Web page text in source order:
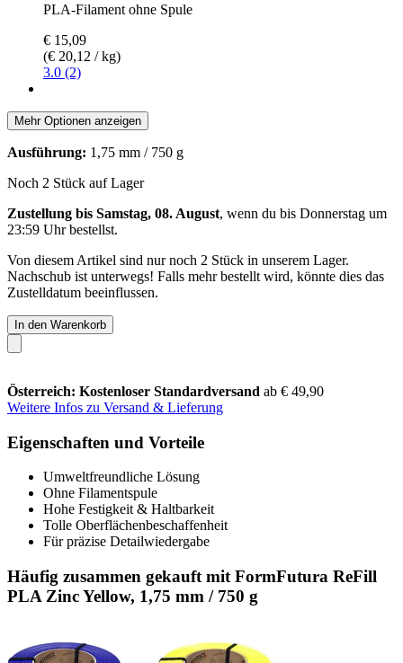
PLA-Filament ohne Spule
€ 15,09
(€ 20,12 / kg)
3.0 (2)
Mehr Optionen anzeigen
Ausführung: 1,75 mm / 750 g
Noch 2 Stück auf Lager
Zustellung bis Samstag, 08. August, wenn du bis Donnerstag um
23:59 Uhrbestellst.
Von diesem Artikel sind nur noch 2 Stück in unserem Lager.
Nachschub ist unterwegs! Falls mehr bestellt wird, könnte dies das
Zustelldatum beeinflussen.
In den Warenkorb
Österreich: Kostenloser Standardversand ab € 49,90
Weitere Infos zu Versand & Lieferung
Eigenschaften und Vorteile
Umweltfreundliche Lösung
Ohne Filamentspule
Hohe Festigkeit & Haltbarkeit
Tolle Oberflächenbeschaffenheit
Für präzise Detailwiedergabe
Häufig zusammen gekauft mit FormFutura ReFill
PLA Zinc Yellow, 1,75 mm / 750 g